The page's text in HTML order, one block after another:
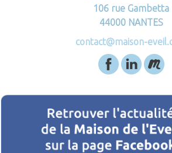
106 rue Gambetta
44000 NANTES
contact@maison-